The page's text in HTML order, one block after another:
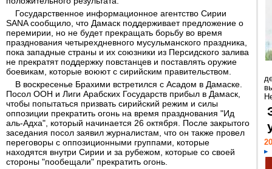
Государственное информационное агентство Сирии
SANA сообщило, что Дамаск поддерживает предложение о
перемирии, но не будет прекращать борьбу во время
празднования четырехдневного мусульманского праздника,
пока западные страны и их союзники из Персидского залива
не прекратят поддержку повстанцев и поставлять оружие
боевикам, которые воюют с сирийским правительством.
В воскресенье Брахими встретился с Асадом в Дамаске.
Посол ООН и Лиги Арабских Государств прибыл в Дамаск,
чтобы попытаться призвать сирийский режим и силы
оппозиции прекратить огонь на время празднования "Ид
аль-Адха", который начинается 26 октября. После закрытого
заседания посол заявил журналистам, что он также провел
переговоры с оппозиционными группами, которые
находятся внутри Сирии и за рубежом, которые со своей
стороны "пообещали" прекратить огонь.